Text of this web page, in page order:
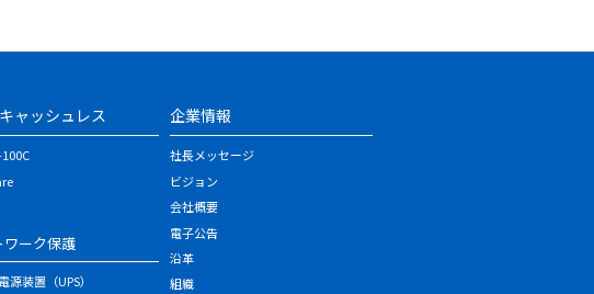
ャッシュレス
100C
ワーク保護
源装置（UPS）
企業情報
社長メッセージ
ビジョン
会社概要
電子公告
沿革
組織